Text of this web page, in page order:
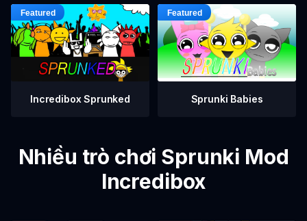
Incredibox Sprunked Sprunki Babies
Nhiều trò chơi Sprunki Mod
Incredibox